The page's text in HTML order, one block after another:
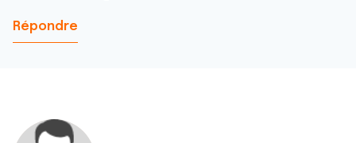
Répondre